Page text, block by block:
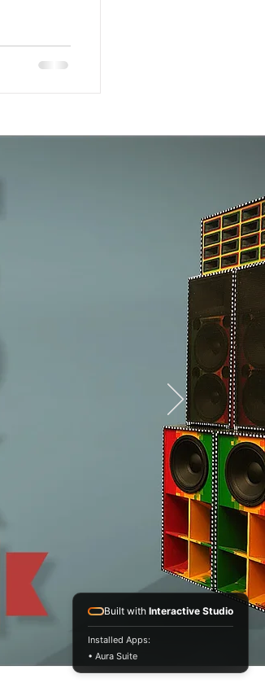
Built with Interactive Studio
Installed Apps:
• Aura Suite